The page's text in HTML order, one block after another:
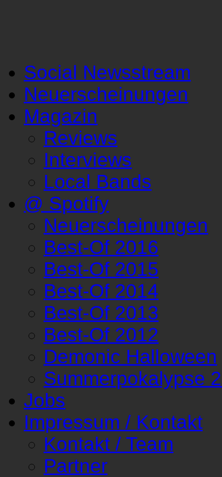
Social Newsstream
Neuerscheinungen
Magazin
Reviews
Interviews
Local Bands
@ Spotify
Neuerscheinungen
Best-Of 2016
Best-Of 2015
Best-Of 2014
Best-Of 2013
Best-Of 2012
Demonic Halloween
Summerpokalypse
Jobs
Impressum / Kontakt
Kontakt / Team
Partner